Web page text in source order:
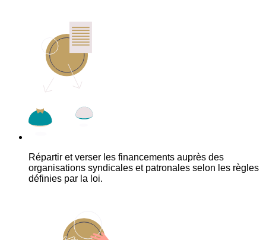
Répartir et verser les financements auprès des
organisations syndicales et patronales selon les règles
définies par la loi.